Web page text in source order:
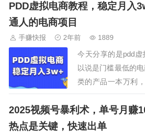
建筑毛坯出图全流程
图操作方法(提取参
PDD虚拟电商教程，稳定月入
通人的电商项目
手赚快报 2年前 1889
今天分享的是pdd
以说是门槛最低的
类的产品一本万利
本是一样的，成本
无需引流，因为我
好品，开推广等着出
2025视频号暴利术，单号月赚
热点是关键，快速出单